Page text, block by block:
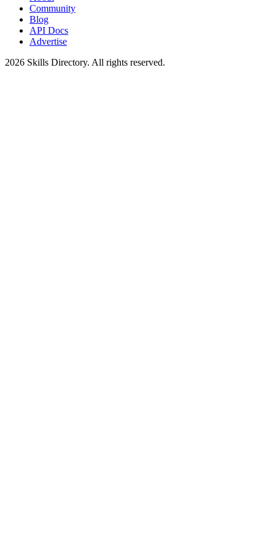
Community
Blog
API Docs
Advertise
2026 Skills Directory. All rights reserved.